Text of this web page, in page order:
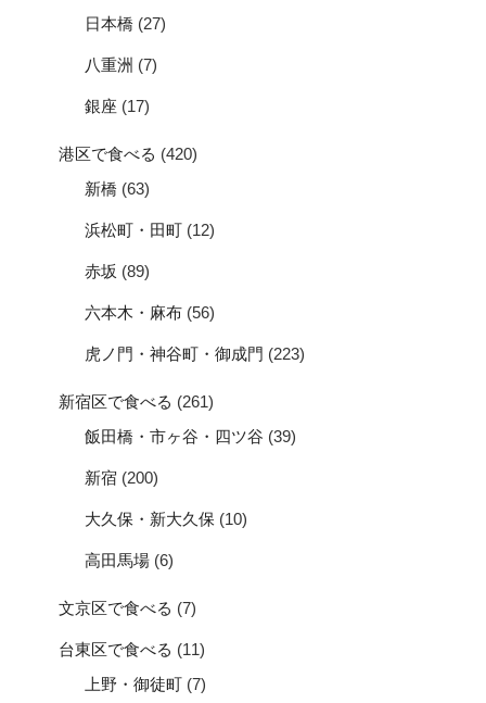
日本橋 (27)
八重洲 (7)
銀座 (17)
港区で食べる (420)
新橋 (63)
浜松町・田町 (12)
赤坂 (89)
六本木・麻布 (56)
虎ノ門・神谷町・御成門 (223)
新宿区で食べる (261)
飯田橋・市ヶ谷・四ツ谷 (39)
新宿 (200)
大久保・新大久保 (10)
高田馬場 (6)
文京区で食べる (7)
台東区で食べる (11)
上野・御徒町 (7)